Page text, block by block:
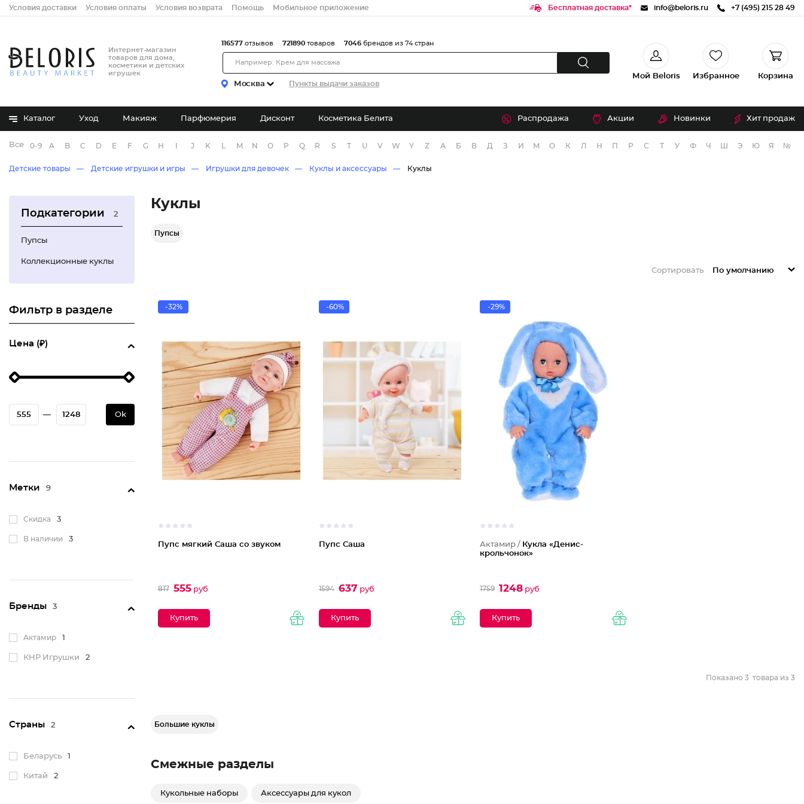
Условия доставки Условия оплаты Условия возврата Помощь Мобильное приложение Бесплатная доставка* info@beloris.ru +7 (495) 215 28 49
Интернет-магазин
товаров для дома,
косметики и детских
игрушек
Москва Пункты выдачи заказов
116577 отзывов 721890 товаров 7046 брендов из 74 стран
Мой Beloris Избранное Корзина
Каталог Уход Макияж Парфюмерия Дисконт Косметика Белита Распродажа Акции Новинки Хит продаж
Все бренды
0-9 A B C D E F G H J K M N O P Q R S T U V W Y Z А Б В Д З И М О К Л Н П Р С Т У Ф Ч Э Ю Я №
Детские товары Детские игрушки и игры Игрушки для девочек Куклы и аксессуары Куклы
Подкатегории 2
Пупсы
Коллекционные куклы
Фильтр в разделе
Цена (₽)
— Ok
Метки 9
Скидка 3
В наличии 3
Бренды 3
Актамир 1
КНР Игрушки 2
Страны 2
Беларусь 1
Китай 2
Куклы
Пупсы
Сортировать По умолчанию
-32%
Пупс мягкий Саша со звуком
817 555руб
-60%
Пупс Саша
1594 637 руб
-29%
Актамир / Кукла «Денис-
крольчонок»
1759 1248 руб
Показано 3 товара из 3
Большие куклы
Смежные разделы
Кукольные наборы Аксессуары для кукол